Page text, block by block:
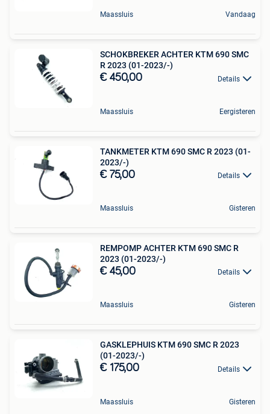
Maassluis Vandaag
SCHOKBREKER ACHTER KTM 690 SMC
R 2023 (01-2023/-)
€ 450,00 Details
Maassluis Eergisteren
TANKMETER KTM 690 SMC R 2023 (01-
2023/-)
€ 75,00 Details
Maassluis Gisteren
REMPOMP ACHTER KTM 690 SMC R
2023 (01-2023/-)
€ 45,00 Details
Maassluis Gisteren
GASKLEPHUIS KTM 690 SMC R 2023
(01-2023/-)
€ 175,00 Details
Maassluis Gisteren